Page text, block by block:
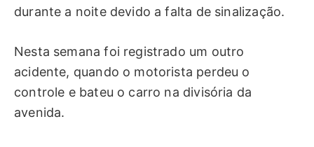
durante a noite devido a falta de sinalização.
Nesta semana foi registrado um outro
acidente, quando o motorista perdeu o
controle e bateu o carro na divisória da
avenida.